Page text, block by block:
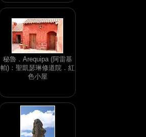
秘魯．Arequipa (阿雷基
帕)：聖凱瑟琳修道院．紅
色小屋